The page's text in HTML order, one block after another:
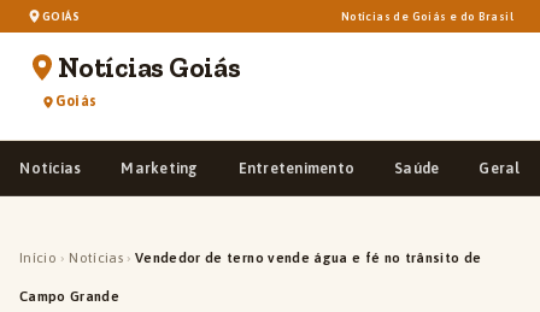
GOIÁS Notícias de Goiás e do Brasil
Notícias Goiás
Goiás
Notícias Marketing Entretenimento Saúde Geral
Início › Notícias › Vendedor de terno vende água e fé no trânsito de
Campo Grande